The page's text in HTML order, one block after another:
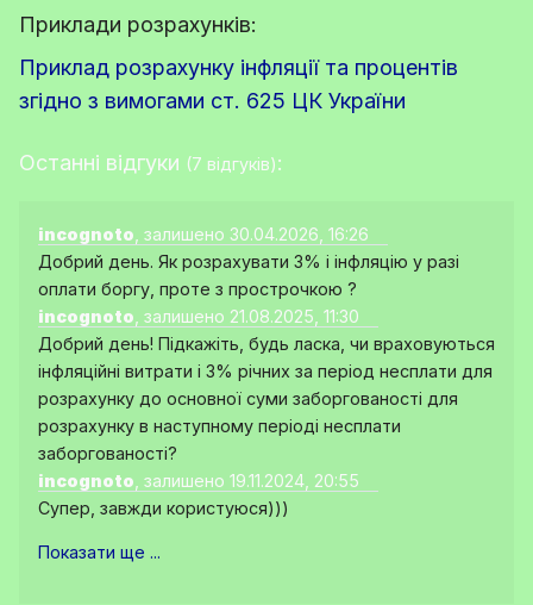
Приклади розрахунків:
Приклад розрахунку інфляції та процентів
згідно з вимогами ст. 625 ЦК України
Останні відгуки (7 відгуків):
incognoto , залишено 30.04.2026, 16:26
Добрий день. Як розрахувати 3% і інфляцію у разі
оплати боргу, проте з прострочкою ?
incognoto , залишено 21.08.2025, 11:30
Добрий день! Підкажіть, будь ласка, чи враховуються
інфляційні витрати і 3% річних за період несплати для
розрахунку до основної суми заборгованості для
розрахунку в наступному періоді несплати
заборгованості?
incognoto , залишено 19.11.2024, 20:55
Супер, завжди користуюся)))
Показати ще ...